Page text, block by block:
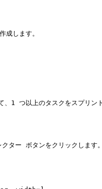
します。
のタスクをスプリント
ボタンをクリックします。